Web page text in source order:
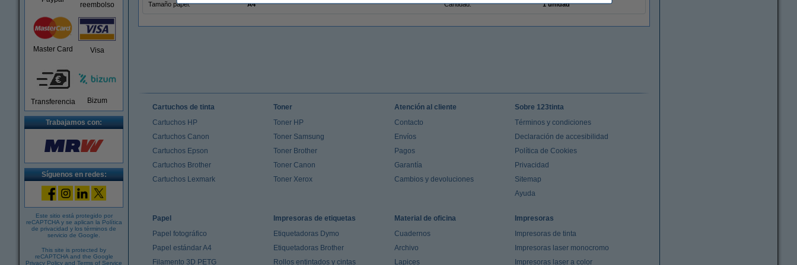
reembolso
Master Card Visa
Transferencia Bizum
Trabajamos con:
Síguenos en redes:
Este sitio está protegido por
reCAPTCHA y se aplican la Política
de privacidad y los términos de
servicio de Google
This site is protected by
reCAPTCHA and the Google
Privacy Policy and Terms of Service
Tamaño papel:
A4 Cantidad: 1 unidad
Cartuchos de tinta
Cartuchos HP
Cartuchos Canon
Cartuchos Epson
Cartuchos Brother
Cartuchos Lexmark
Toner
Toner HP
Toner Samsung
Toner Brother
Toner Canon
Toner Xerox
Atención al cliente
Contacto
Envíos
Pagos
Garantía
Cambios y devoluciones
Sobre 123tinta
Términos y condiciones
Declaración de accesibilidad
Política de Cookies
Privacidad
Sitemap
Ayuda
Papel
Papel fotográfico
Papel estándar A4
Filamento 3D PETG
Impresoras de etiquetas
Etiquetadoras Dymo
Etiquetadoras Brother
Rollos entintados y cintas
Material de oficina
Cuadernos
Archivo
Lapices
Impresoras
Impresoras de tinta
Impresoras laser monocromo
Impresoras laser a color